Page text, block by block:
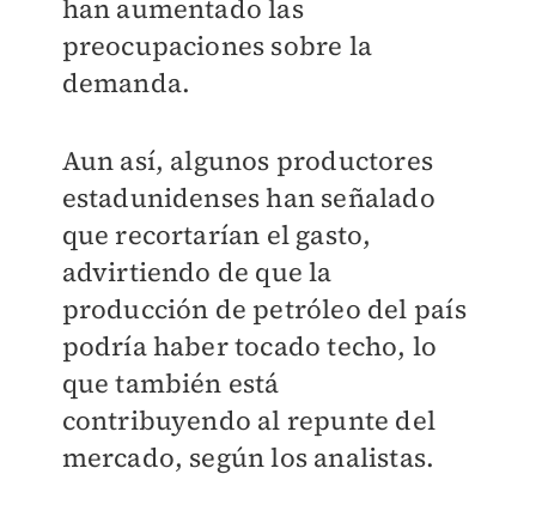
han aumentado las
preocupaciones sobre la
demanda.
Aun así, algunos productores
estadunidenses han señalado
que recortarían el gasto,
advirtiendo de que la
producción de petróleo del país
podría haber tocado techo, lo
que también está
contribuyendo al repunte del
mercado, según los analistas.